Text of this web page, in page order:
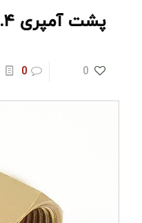
پشت آمپری ۳.۴ به ۳.۴
0
0